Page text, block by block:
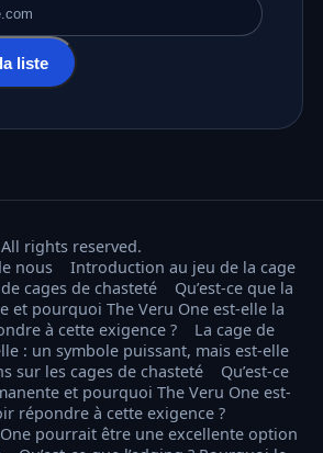
liste
rights reserved.
nous
Introduction au jeu de la cage
cages de chasteté
Qu’est-ce que la
et pourquoi The Veru One est-elle la
à cette exigence ?
La cage de
: un symbole puissant, mais est-elle
sur les cages de chasteté
Qu’est-ce
et pourquoi The Veru One est-
répondre à cette exigence ?
pourrait être une excellente option